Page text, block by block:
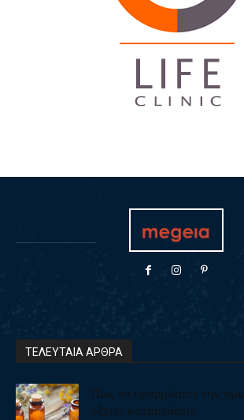
ΤΕΛΕΥΤΑΙΑ ΑΡΘΡΑ
Πως να εφαρμόσετε την
οξείες καταστάσεις